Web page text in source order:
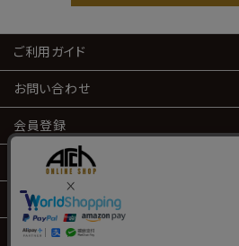
ご利用ガイド
お問い合わせ
会員登録
会員サービス
特定商取引
プライバシーポリシー